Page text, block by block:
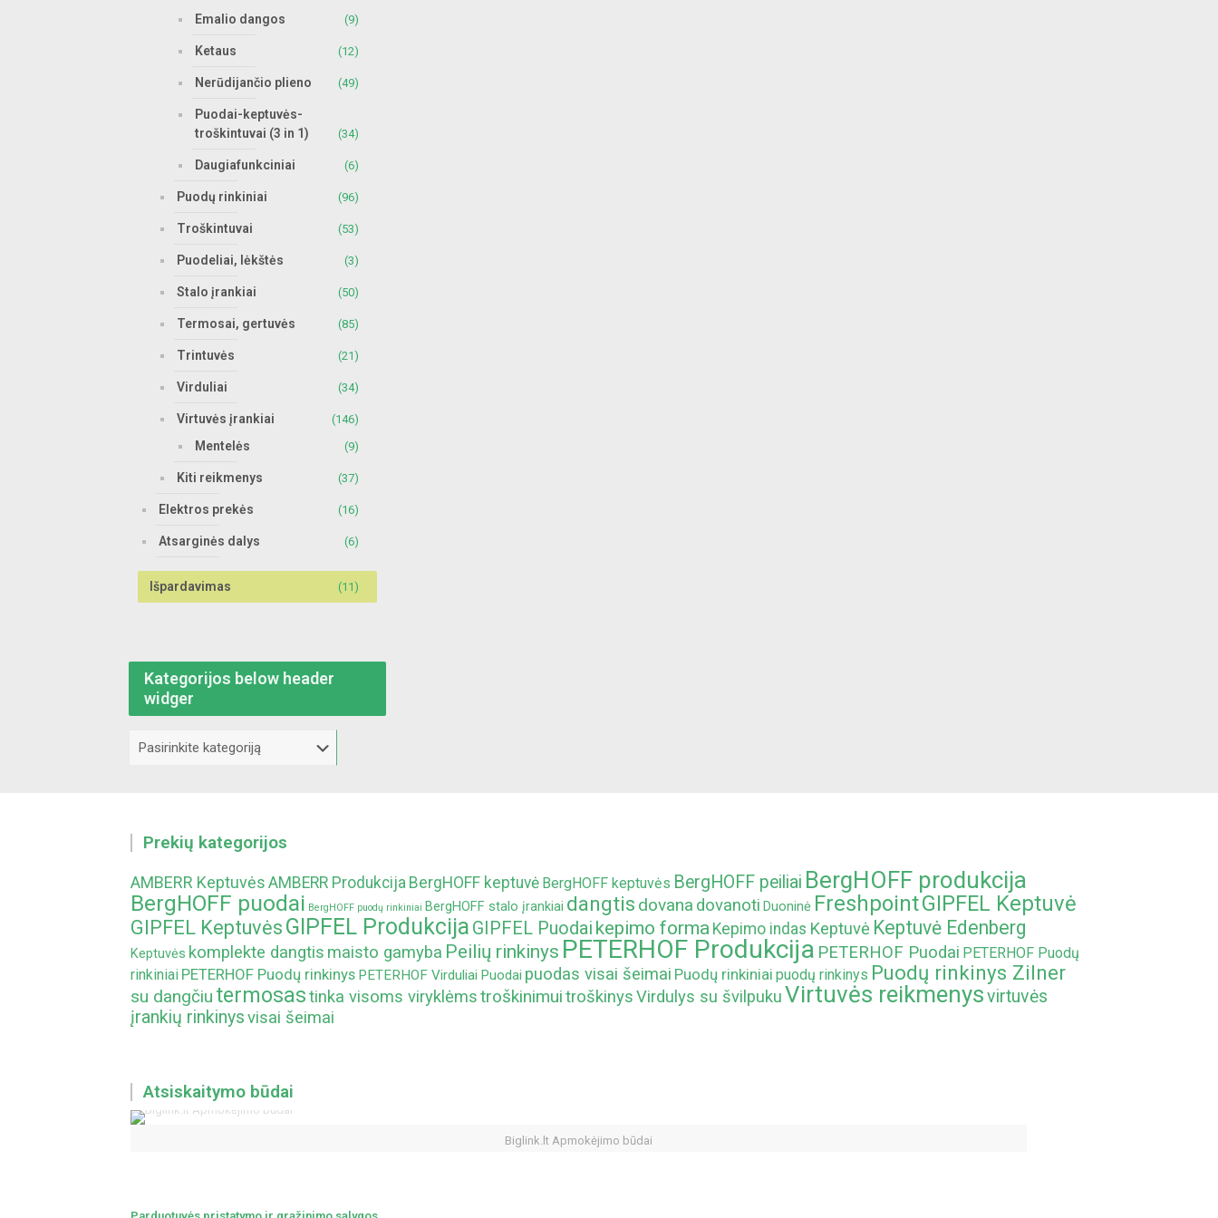
Emalio dangos (9)
Ketaus (12)
Nerūdijančio plieno (49)
Puodai-keptuvės-
troškintuvai (3 in 1)
(34)
Daugiafunkciniai (6)
Puodų rinkiniai (96)
Troškintuvai (53)
Puodeliai, lėkštės (3)
Stalo įrankiai (50)
Termosai, gertuvės (85)
Trintuvės (21)
Virduliai (34)
Virtuvės įrankiai (146)
Mentelės (9)
Kiti reikmenys (37)
Elektros prekės (16)
Atsarginės dalys (6)
Išpardavimas (11)
Kategorijos below header
widger
Prekių kategorijos
AMBERR Keptuvės AMBERR Produkcija BergHOFF keptuvė BergHOFF keptuvės BergHOFF peiliai BergHOFF produkcija
BergHOFF puodai BergHOFF puodų rinkiniai BergHOFF stalo įrankiai dangtis dovana dovanoti Duoninė FreshpointGIPFEL Keptuvė
GIPFEL Keptuvės GIPFEL Produkcija GIPFEL Puodai kepimo forma Kepimo indas Keptuvė Keptuvė Edenberg
Keptuvės komplekte dangtis maisto gamyba Peilių rinkinys PETERHOF Produkcija PETERHOF Puodai PETERHOF Puodų
rinkiniai PETERHOF Puodų rinkinys PETERHOF Virduliai Puodai puodas visai šeimai Puodų rinkiniai puodų rinkinys Puodų rinkinys Zilner
su dangčiu termosastinka visoms viryklėmstroškinimuitroškinysVirdulys su švilpukuVirtuvės reikmenysvirtuvės
įrankių rinkinysvisai šeimai
Atsiskaitymo būdai
Biglink.lt Apmokėjimo būdai